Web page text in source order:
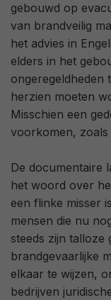
gebouwd op
van brandveilig
het advies in
elders in het
ongeregeldheden
herzien moeten
Misschien een
voorkomen,
De documentaire
het woord over
een flinke misser
mensen die nu
steeds zijn talloze
brandgevaarlijke
elkaar te wijzen,
bedrijven